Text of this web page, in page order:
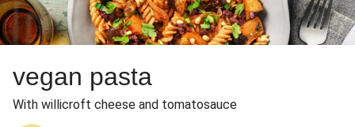
vegan pasta
With willicroft cheese and tomatosauce